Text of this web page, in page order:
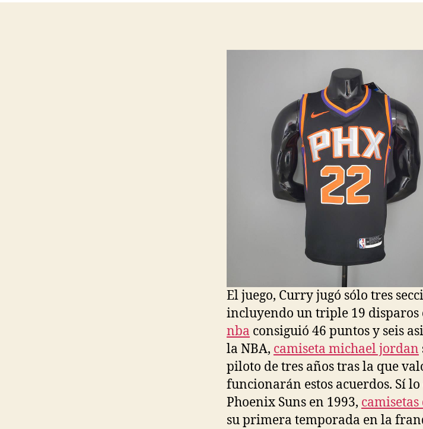
El juego, Curry jugó sólo tres
incluyendo un triple 19 disparos
nba consiguió 46 puntos y seis
la NBA, camiseta michael jordan
piloto de tres años tras la que
funcionarán estos acuerdos. Sí
Phoenix Suns en 1993, camisetas
su primera temporada en la